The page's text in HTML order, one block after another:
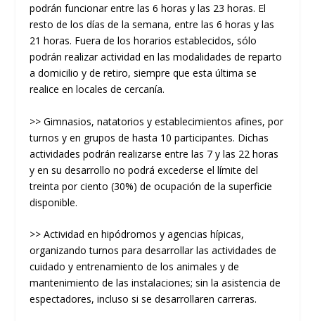
podrán funcionar entre las 6 horas y las 23 horas. El
resto de los días de la semana, entre las 6 horas y las
21 horas. Fuera de los horarios establecidos, sólo
podrán realizar actividad en las modalidades de reparto
a domicilio y de retiro, siempre que esta última se
realice en locales de cercanía.
>> Gimnasios, natatorios y establecimientos afines, por
turnos y en grupos de hasta 10 participantes. Dichas
actividades podrán realizarse entre las 7 y las 22 horas
y en su desarrollo no podrá excederse el límite del
treinta por ciento (30%) de ocupación de la superficie
disponible.
>> Actividad en hipódromos y agencias hípicas,
organizando turnos para desarrollar las actividades de
cuidado y entrenamiento de los animales y de
mantenimiento de las instalaciones; sin la asistencia de
espectadores, incluso si se desarrollaren carreras.